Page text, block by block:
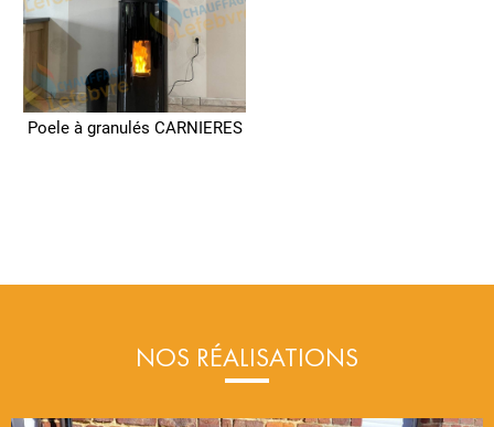
Poele à granulés CARNIERES
NOS RÉALISATIONS